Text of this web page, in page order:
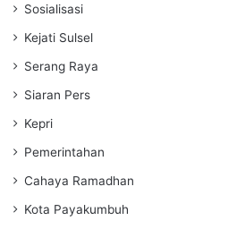
Sosialisasi
Kejati Sulsel
Serang Raya
Siaran Pers
Kepri
Pemerintahan
Cahaya Ramadhan
Kota Payakumbuh